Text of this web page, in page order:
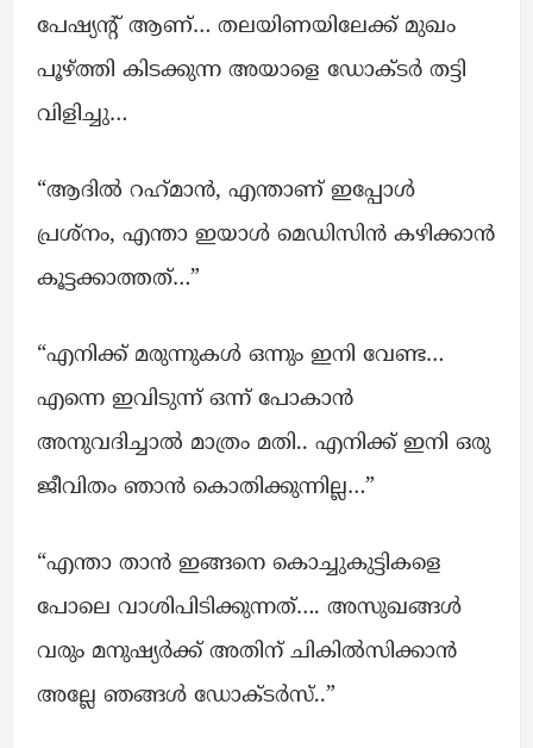
പേഷ്യന്റ് ആണ്… തലയിണയിലേക്ക് മുഖം
പൂഴ്ത്തി കിടക്കുന്ന അയാളെ ഡോക്ടർ തട്ടി
വിളിച്ചു…
“ആദിൽ റഹ്‌മാൻ, എന്താണ് ഇപ്പോൾ
പ്രശ്നം, എന്താ ഇയാൾ മെഡിസിൻ കഴിക്കാൻ
കൂട്ടക്കാത്തത്…”
“എനിക്ക് മരുന്നുകൾ ഒന്നും ഇനി വേണ്ട…
എന്നെ ഇവിടുന്ന് ഒന്ന് പോകാൻ
അനുവദിച്ചാൽ മാത്രം മതി.. എനിക്ക് ഇനി ഒരു
ജീവിതം ഞാൻ കൊതിക്കുന്നില്ല…”
“എന്താ താൻ ഇങ്ങനെ കൊച്ചുകുട്ടികളെ
പോലെ വാശിപിടിക്കുന്നത്…. അസുഖങ്ങൾ
വരും മനുഷ്യർക്ക്‌ അതിന് ചികിൽസിക്കാൻ
അല്ലേ ഞങ്ങൾ ഡോക്ടർസ്..”